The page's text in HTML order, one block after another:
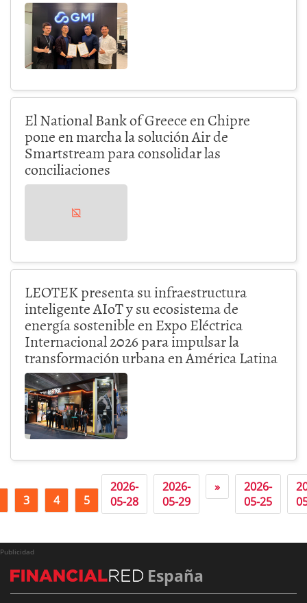
El National Bank of Greece en Chipre
pone en marcha la solución Air de
Smartstream para consolidar las
conciliaciones
LEOTEK presenta su infraestructura
inteligente AIoT y su ecosistema de
energía sostenible en Expo Eléctrica
Internacional 2026 para impulsar la
transformación urbana en América Latina
3 4 5 6
2026-
05-28
2026-
05-29
»
2026-
05-25
Publicidad
España